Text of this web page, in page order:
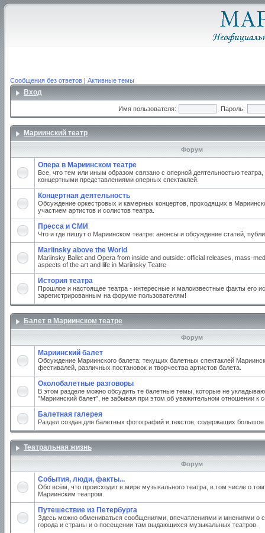
Сообщения без ответов | Активные темы
Вход
Имя пользователя: Пароль:
Мариинский театр
Форум
Опера в Мариинском театре
Все, что тем или иным образом связано с оперной деятельностью
концертными представлениями оперных спектаклей.
Концертная деятельность
Обсуждение оркестровых и камерных концертов, проходящих в
участием артистов и солистов театра.
Пресса и СМИ
Что и где пишут о Мариинском театре: анонсы и обсуждение статей,
Mariinsky above the World
Mariinsky Ballet and Opera from inside and outside: official releases, mass-
aspects of the art and life in Mariinsky Teatre
История театра
Прошлое и настоящее театра - интересные и малоизвестные факты его
зарегистрированным на форуме пользователям!
Балет в Мариинском театре
Форум
Мариинский балет
Обсуждение Мариинского балета: текущих балетных спектаклей
фестивалей, различных постановок и творчества артистов балета.
Околобалетные разговоры
В этом разделе можно обсудить те балетные темы, которые не
"Мариинский балет", не забывая при этом об уважительном отношении к
Балетная галерея
Раздел создан для балетных фотографий и текстов, содержащих
Театральная жизнь
Форум
События, люди, факты...
Обо всём, что происходит в мире музыкального театра, в том числе о
Мариинским театром.
Путешествие из Петербурга
Здесь можно обмениваться сообщениями, впечатлениями и мнениями о
города и страны и о посещении там выдающихся музыкальных театров.